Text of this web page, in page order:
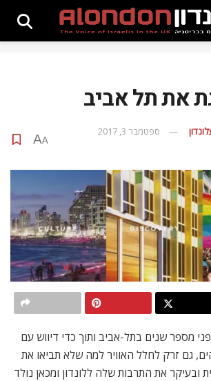
את תל אביב
ספטמבר 3, 2017
A
A
מספר שנים בתל-אביב ותוך כדי דיווש עם
גם זרק לחלל האוויר למה שלא תביאו את
ובעיקר את התרבות שלה ללונדון ומכאן נולד